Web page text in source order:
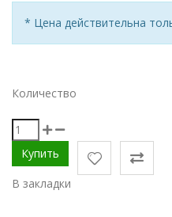
* Цена действительна
Количество
В закладки